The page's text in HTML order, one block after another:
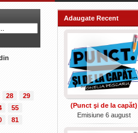
28
29
55
81
Adaugate Recent
(Punct şi de la capăt)
Emisiune 6 august